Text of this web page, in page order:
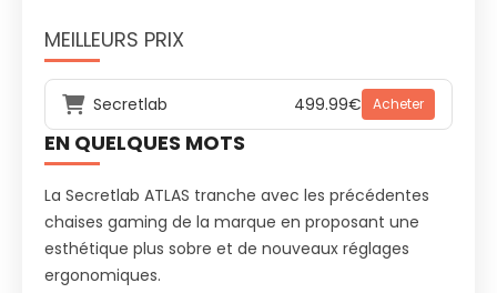
MEILLEURS PRIX
Secretlab 499.99€ Acheter
EN QUELQUES MOTS
La Secretlab ATLAS tranche avec les précédentes
chaises gaming de la marque en proposant une
esthétique plus sobre et de nouveaux réglages
ergonomiques.